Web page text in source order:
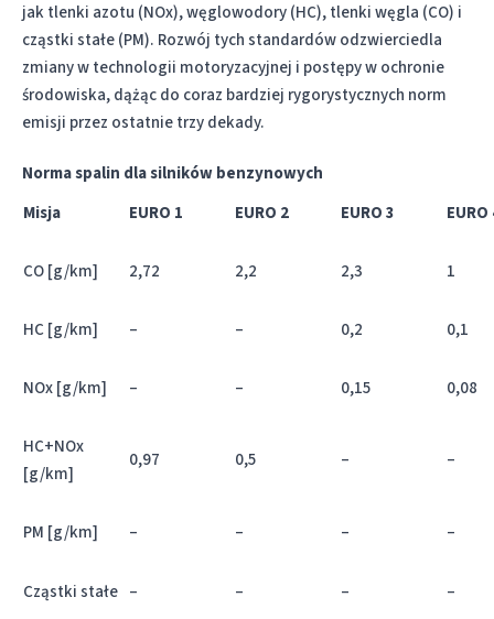
jak tlenki azotu (NOx), węglowodory (HC), tlenki węgla (CO) i
cząstki stałe (PM). Rozwój tych standardów odzwierciedla
zmiany w technologii motoryzacyjnej i postępy w ochronie
środowiska, dążąc do coraz bardziej rygorystycznych norm
emisji przez ostatnie trzy dekady.
Norma spalin dla silników benzynowych
Misja
EURO 1 EURO 2 EURO 3 EURO
CO [g/km] 2,72 2,2 2,3 1
HC [g/km] – – 0,2 0,1
NOx [g/km] – – 0,15 0,08
HC+NOx
[g/km]
0,97 0,5 – –
PM [g/km] – – – –
Cząstki stałe – – – –